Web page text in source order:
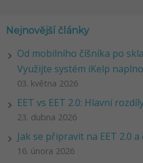
Nejnovější články
Od mobilního číšníka po
Využijte systém iKelp naplno
03. května 2026
EET vs EET 2.0: Hlavní
23. dubna 2026
Jak se připravit na EET 2.0
16. února 2026